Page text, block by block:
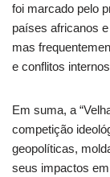
foi marcado pelo
países africanos
mas
e conflitos
Em suma, a
competição
geopolíticas,
seus impactos